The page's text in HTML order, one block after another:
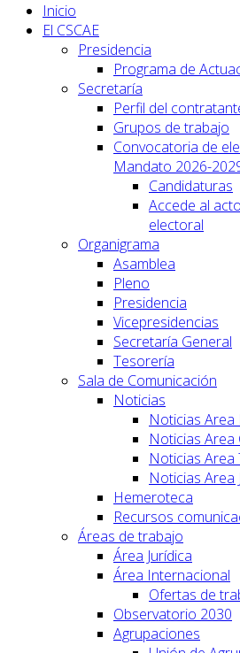
Inicio
El CSCAE
Presidencia
Programa de
Secretaría
Perfil del
Grupos de trabajo
Convocatoria de
Mandato 2026-
Candidaturas
Accede al
electoral
Organigrama
Asamblea
Pleno
Presidencia
Vicepresidencias
Secretaría General
Tesorería
Sala de Comunicación
Noticias
Noticias
Noticias Area
Noticias Area
Noticias Area
Hemeroteca
Recursos
Áreas de trabajo
Área Jurídica
Área Internacional
Ofertas de
Observatorio 2030
Agrupaciones